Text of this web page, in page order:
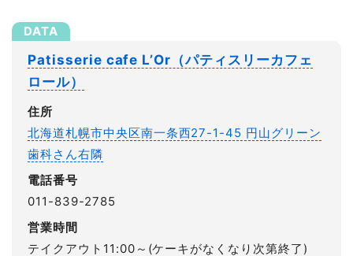
Patisserie cafe L’Or（パティスリーカフェ
ロール）
住所
北海道札幌市中央区南一条西27-1-45 円山グリーン
歯科さん右隣
電話番号
011-839-2785
営業時間
テイクアウト11:00～(ケーキがなくなり次第終了)